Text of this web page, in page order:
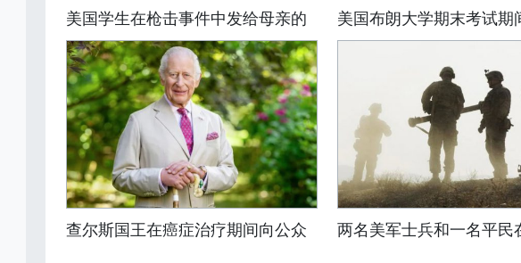
美国学生在枪击事件中发给母亲的 美国布朗大学期末考试期
查尔斯国王在癌症治疗期间向公众 两名美军士兵和一名平民